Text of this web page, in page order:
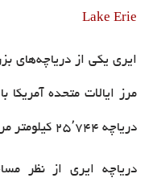
Lake Erie
ایری یکی از دریاچه‌های
مرز ایالات متحده
دریاچه ۲۵٬۷۴۴ کیلومتر مربع است.
دریاچه ایری از نظر